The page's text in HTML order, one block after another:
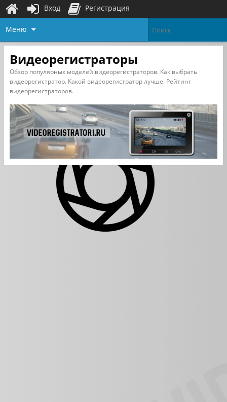
Меню
Видеорегистраторы
Обзор популярных моделей видеорегистраторов. Как выбрать
видеорегистратор. Какой видеорегистратор лучше. Рейтинг
видеорегистраторов.
Вход Регистрация